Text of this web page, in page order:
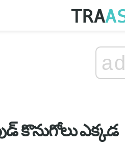
ad
కొనుగోలు ఎక్కడ